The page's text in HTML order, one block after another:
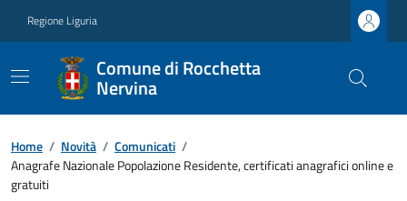
Regione Liguria
Comune di Rocchetta
Nervina
Home / Novità / Comunicati /
Anagrafe Nazionale Popolazione Residente, certificati anagrafici online e
gratuiti